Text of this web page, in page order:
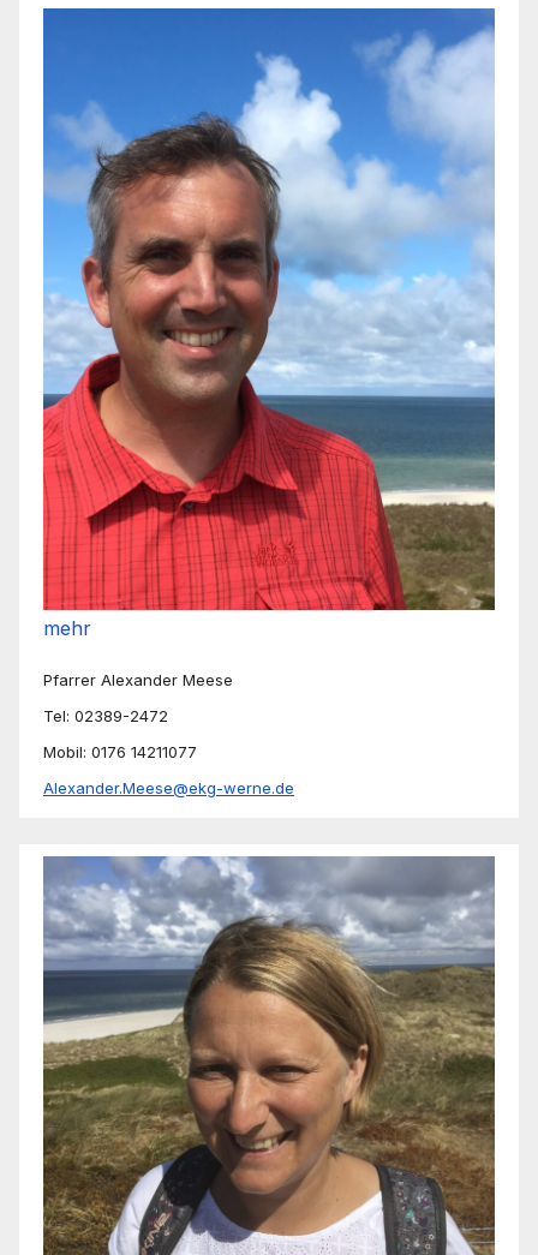
mehr
Pfarrer Alexander Meese
Tel: 02389-2472
Mobil: 0176 14211077
Alexander.Meese@ekg-werne.de